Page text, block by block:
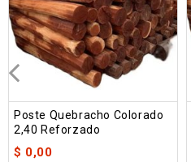
Poste Quebracho Colorado
2,40 Reforzado
$ 0,00